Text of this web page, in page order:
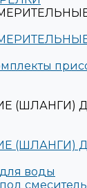
(ШЛАНГИ)
(ШЛАНГИ)
воды
смеситель